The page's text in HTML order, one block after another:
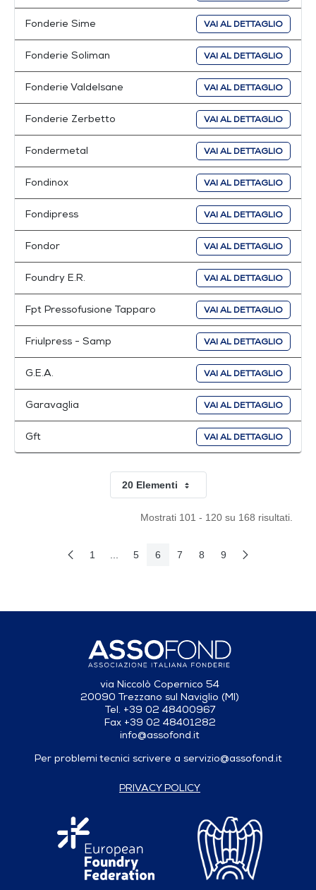
Fonderie Sime VAI AL DETTAGLIO
Fonderie Soliman VAI AL DETTAGLIO
Fonderie Valdelsane VAI AL DETTAGLIO
Fonderie Zerbetto VAI AL DETTAGLIO
Fondermetal VAI AL DETTAGLIO
Fondinox VAI AL DETTAGLIO
Fondipress VAI AL DETTAGLIO
Fondor VAI AL DETTAGLIO
Foundry E.R. VAI AL DETTAGLIO
Fpt Pressofusione Tapparo VAI AL DETTAGLIO
Friulpress - Samp VAI AL DETTAGLIO
G.E.A. VAI AL DETTAGLIO
Garavaglia VAI AL DETTAGLIO
Gft VAI AL DETTAGLIO
20 ElementiPer pagina
Mostrati 101 - 120 su 168 risultati.
Pagina Precedente
1
5
6
7
8
9 Pagina Seguente
via Niccolò Copernico 54
20090 Trezzano sul Naviglio (MI)
Tel. +39 02 48400967
Fax +39 02 48401282
info@assofond.it
Per problemi tecnici scrivere a servizio@assofond.it
PRIVACY POLICY